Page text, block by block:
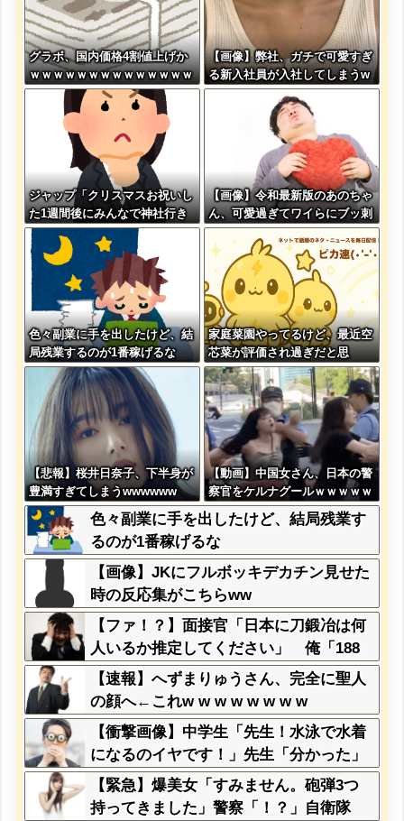
グラボ、国内価格4割値上げか
ｗｗｗｗｗｗｗｗｗｗｗｗｗｗ
ｗｗ
【画像】弊社、ガチで可愛すぎ
る新入社員が入社してしまうw
www
ジャップ「クリスマスお祝いし
た1週間後にみんなで神社行き
ます」←これ
【画像】令和最新版のあのちゃ
ん、可愛過ぎてワイらにブッ刺
さりまくりw w w w w w
色々副業に手を出したけど、結
局残業するのが1番稼げるな
家庭菜園やってるけど、最近空
芯菜が評価され過ぎだと思
う！！！！！
【悲報】桜井日奈子、下半身が
豊満すぎてしまうwwwwww
【動画】中国女さん、日本の警
察官をケルナグールｗｗｗｗｗ
ｗｗｗｗｗｗｗｗｗｗｗｗｗ
色々副業に手を出したけど、結局残業す
るのが1番稼げるな
【画像】JKにフルボッキデカチン見せた
時の反応集がこちらww
【ファ！？】面接官「日本に刀鍛冶は何
人いるか推定してください」 俺「188
人です」 面接官「どういう風に考えま
したか？」 俺「知ってました」→この
後『こう』なったんだがマジで納得いか
ない！！！！！
【速報】へずまりゅうさん、完全に聖人
の顔へ←これw w w w w w w w
【衝撃画像】中学生「先生！水泳で水着
になるのイヤです！」先生「分かった」
→結果まさかの『こう』なってしまうw
w w w w w w
【緊急】爆美女「すみません。砲弾3つ
持ってきました」警察「！？」自衛隊